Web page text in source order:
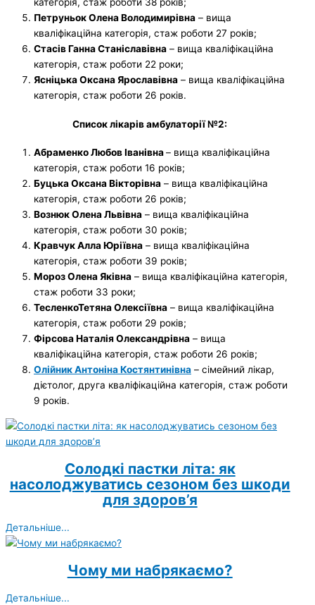
категорія, стаж роботи 38 років;
Петруньок Олена Володимирівна – вища
кваліфікаційна категорія, стаж роботи 27 років;
СтасівГанна Станіславівна – вища кваліфікаційна
категорія, стаж роботи 22 роки;
Ясніцька Оксана Ярославівна – вища кваліфікаційна
категорія, стаж роботи 26 років.
Список лікарів амбулаторії №2:
Абраменко Любов Іванівна– вища кваліфікаційна
категорія, стаж роботи 16 років;
Буцька Оксана Вікторівна – вища кваліфікаційна
категорія, стаж роботи 26 років;
Вознюк Олена Львівна – вища кваліфікаційна
категорія, стаж роботи 30 років;
Кравчук Алла Юріївна – вища кваліфікаційна
категорія, стаж роботи 39 років;
Мороз Олена Яківна – вища кваліфікаційна категорія,
стаж роботи 33 роки;
ТесленкоТетяна Олексіївна – вища кваліфікаційна
категорія, стаж роботи 29 років;
Фірсова Наталія Олександрівна – вища
кваліфікаційна категорія, стаж роботи 26 років;
Олійник Антоніна Костянтинівна – сімейний лікар,
дієтолог, друга кваліфікаційна категорія, стаж роботи
9 років.
Солодкі пастки літа: як
насолоджуватись сезоном без шкоди
для здоров’я
Детальніше...
Чому ми набрякаємо?
Детальніше...